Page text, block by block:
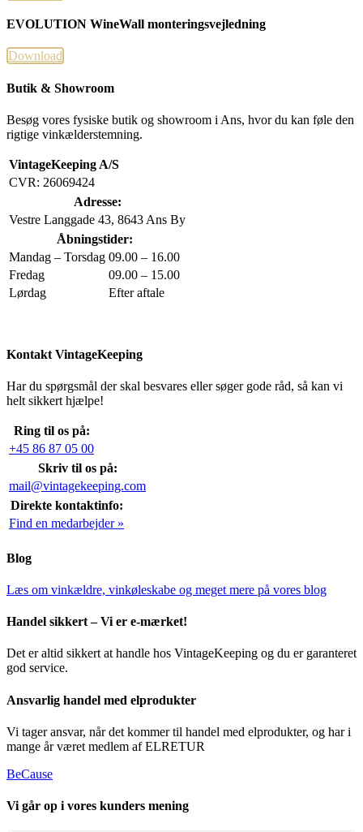
EVOLUTION WineWall monteringsvejledning
Download
Butik & Showroom
Besøg vores fysiske butik og showroom i Ans, hvor du kan føle den
rigtige vinkælderstemning.
VintageKeeping A/S
CVR: 26069424
Adresse:
Vestre Langgade 43, 8643 Ans By
Åbningstider:
Mandag – Torsdag 09.00 – 16.00
Fredag
09.00 – 15.00
Lørdag
Efter aftale
Kontakt VintageKeeping
Har du spørgsmål der skal besvares eller søger gode råd, så kan vi
helt sikkert hjælpe!
Ring til os på:
+45 86 87 05 00
Skriv til os på:
mail@vintagekeeping.com
Direkte kontaktinfo:
Find en medarbejder »
Blog
Læs om vinkældre, vinkøleskabe og meget mere på vores blog
Handel sikkert – Vi er e-mærket!
Det er altid sikkert at handle hos VintageKeeping og du er garanteret
god service.
Ansvarlig handel med elprodukter
Vi tager ansvar, når det kommer til handel med elprodukter, og har i
mange år været medlem af ELRETUR
BeCause
Vi går op i vores kunders mening